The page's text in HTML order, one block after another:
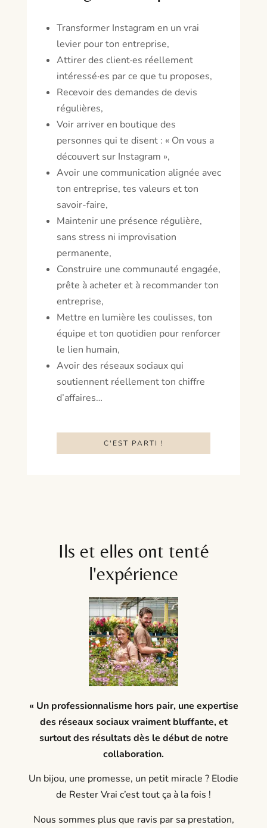
Transformer Instagram en un vrai
levier pour ton entreprise,
Attirer des client·es réellement
intéressé·es par ce que tu proposes,
Recevoir des demandes de devis
régulières,
Voir arriver en boutique des
personnes qui te disent : « On vous a
découvert sur Instagram »,
Avoir une communication alignée avec
ton entreprise, tes valeurs et ton
savoir-faire,
Maintenir une présence régulière,
sans stress ni improvisation
permanente,
Construire une communauté engagée,
prête à acheter et à recommander ton
entreprise,
Mettre en lumière les coulisses, ton
équipe et ton quotidien pour renforcer
le lien humain,
Avoir des réseaux sociaux qui
soutiennent réellement ton chiffre
d’affaires…
C'EST PARTI !
Ils et elles ont tenté
l'expérience
« Un professionnalisme hors pair, une expertise
des réseaux sociaux vraiment bluffante, et
surtout des résultats dès le début de notre
collaboration.
Un bijou, une promesse, un petit miracle ? Elodie
de Rester Vrai c’est tout ça à la fois !
Nous sommes plus que ravis par sa prestation,